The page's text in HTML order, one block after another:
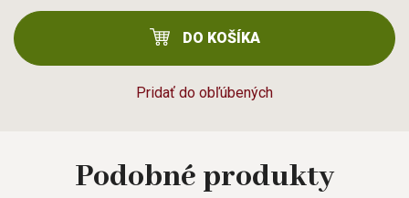
Pridať do obľúbených
DO KOŠÍKA
Podobné produkty